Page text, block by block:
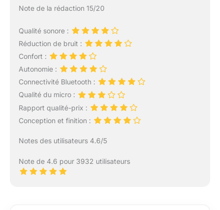
Note de la rédaction 15/20
Qualité sonore :
Réduction de bruit :
Confort :
Autonomie :
Connectivité Bluetooth :
Qualité du micro :
Rapport qualité-prix :
Conception et finition :
Notes des utilisateurs 4.6/5
Note de 4.6 pour 3932 utilisateurs